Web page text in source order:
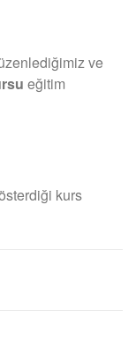
ve
eğitim
kurs